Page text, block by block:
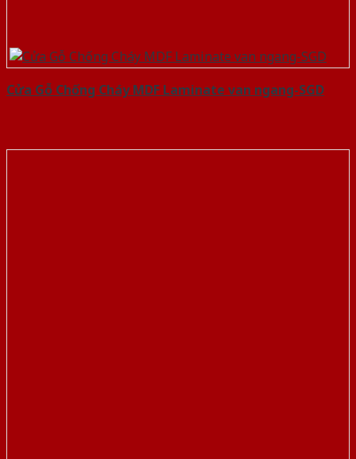
Cửa Gỗ Chống Cháy MDF Laminate van ngang-SGD